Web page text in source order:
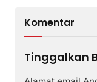
Komentar
Tinggalkan